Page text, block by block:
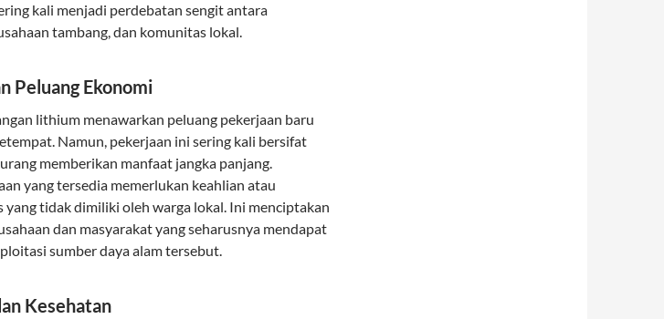
kali menjadi perdebatan sengit antara
tambang, dan komunitas lokal.
Peluang Ekonomi
lithium menawarkan peluang pekerjaan baru
Namun, pekerjaan ini sering kali bersifat
memberikan manfaat jangka panjang.
yang tersedia memerlukan keahlian atau
yang tidak dimiliki oleh warga lokal. Ini menciptakan
dan masyarakat yang seharusnya mendapat
sumber daya alam tersebut.
Kesehatan